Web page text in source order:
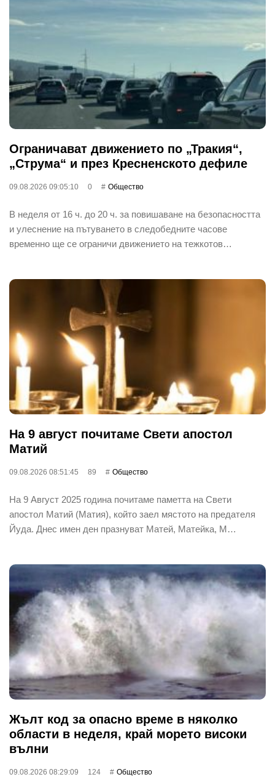
Ограничават движението по „Тракия“,
„Струма“ и през Кресненското дефиле
09.08.2026 09:05:10 0 Общество
В неделя от 16 ч. до 20 ч. за повишаване на безопасността
и улеснение на пътуването в следобедните часове
временно ще се ограничи движението на тежкотов…
На 9 август почитаме Свети апостол
Матий
09.08.2026 08:51:45 89 Общество
На 9 Август 2025 година почитаме паметта на Свети
апостол Матий (Матия), който заел мястото на предателя
Йуда. Днес имен ден празнуват Матей, Матейка, М…
Жълт код за опасно време в няколко
области в неделя, край морето високи
вълни
09.08.2026 08:29:09 124 Общество